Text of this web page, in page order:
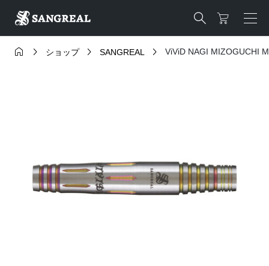

  ショップ  SANGREAL  ViViD NAGI MIZOGUCHI